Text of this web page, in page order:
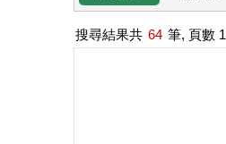
搜尋結果共 64 筆, 頁數 1